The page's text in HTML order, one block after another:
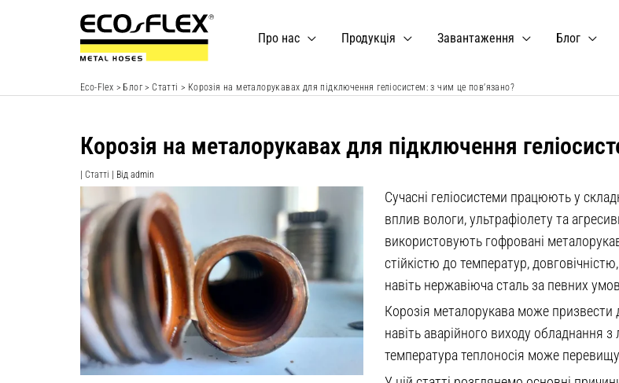
Про нас Продукція Завантаження Блог
Eco-Flex > Блог>Статті > Корозія на металорукавах для підключення геліосистем: з чим це пов’язано?
Корозія на металорукавах для підключення
Статті | Від admin
Сучасні геліосистеми працюють у
вплив вологи, ультрафіолету та
використовують гофровані
стійкістю до температур,
навіть нержавіюча сталь за певних
Корозія металорукава може призвести
навіть аварійного виходу обладнання
температура теплоносія може